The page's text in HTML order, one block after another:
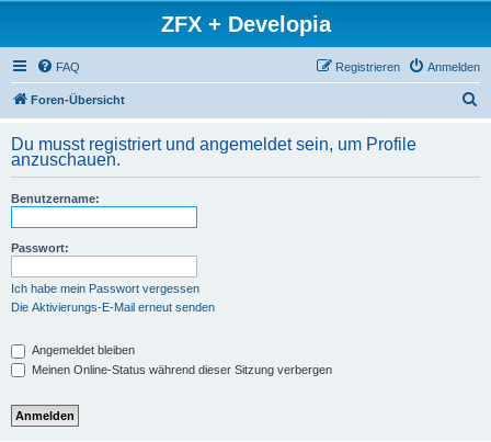
ZFX + Developia
FAQ Anmelden
Registrieren
Foren-Übersicht
h
Du musst registriert und angemeldet sein, um Profile
anzuschauen.
Benutzername:
Passwort:
Ich habe mein Passwort vergessen
Die Aktivierungs-E-Mail erneut senden
Angemeldet bleiben
Meinen Online-Status während dieser Sitzung verbergen